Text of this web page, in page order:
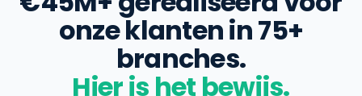
onze klanten in 75+
branches.
Hier is het bewijs.